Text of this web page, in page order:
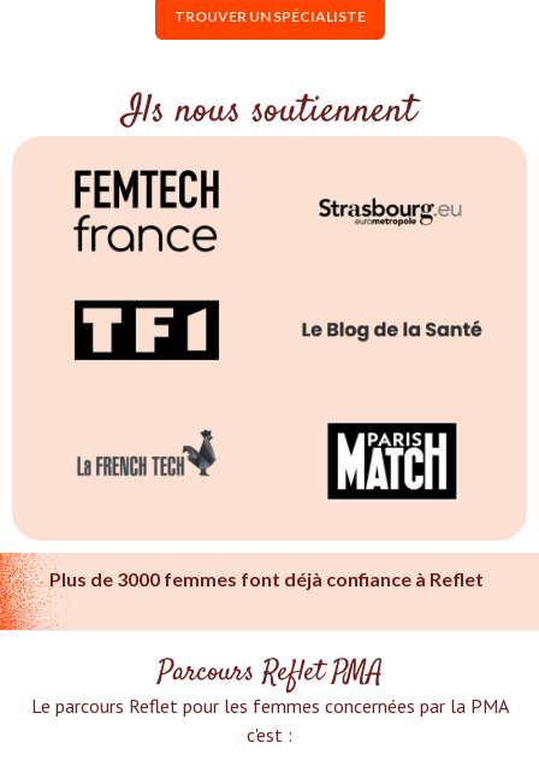
TROUVER UN SPÉCIALISTE
Ils nous soutiennent
Plus de 3000 femmes font déjà confiance à Reflet
Parcours Reflet PMA
Le parcours Reflet pour les femmes concernées par la PMA
c'est :‍